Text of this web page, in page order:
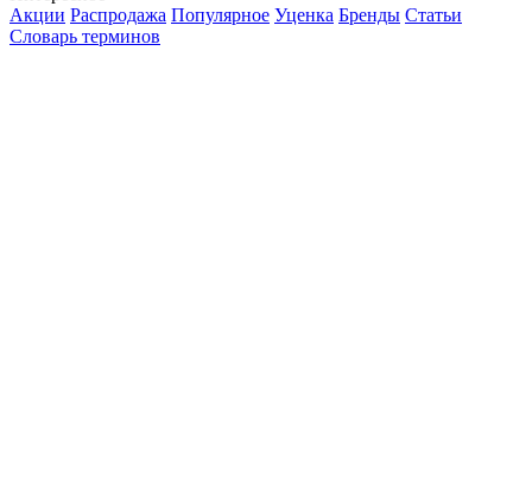
Акции Распродажа Популярное Уценка Бренды Статьи
Словарь терминов